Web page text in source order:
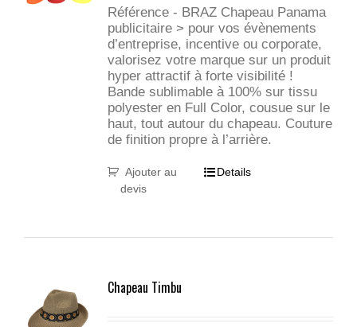
Référence - BRAZ Chapeau Panama
publicitaire > pour vos évènements
d’entreprise, incentive ou corporate,
valorisez votre marque sur un produit
hyper attractif à forte visibilité !
Bande sublimable à 100% sur tissu
polyester en Full Color, cousue sur le
haut, tout autour du chapeau. Couture
de finition propre à l’arrière.
Ajouter au
devis
Details
Chapeau Timbu